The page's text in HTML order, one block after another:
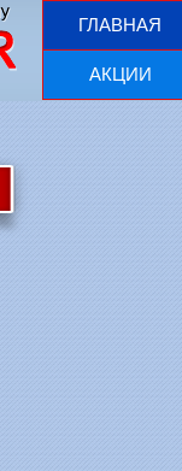
ГЛАВНАЯ
АКЦИИ